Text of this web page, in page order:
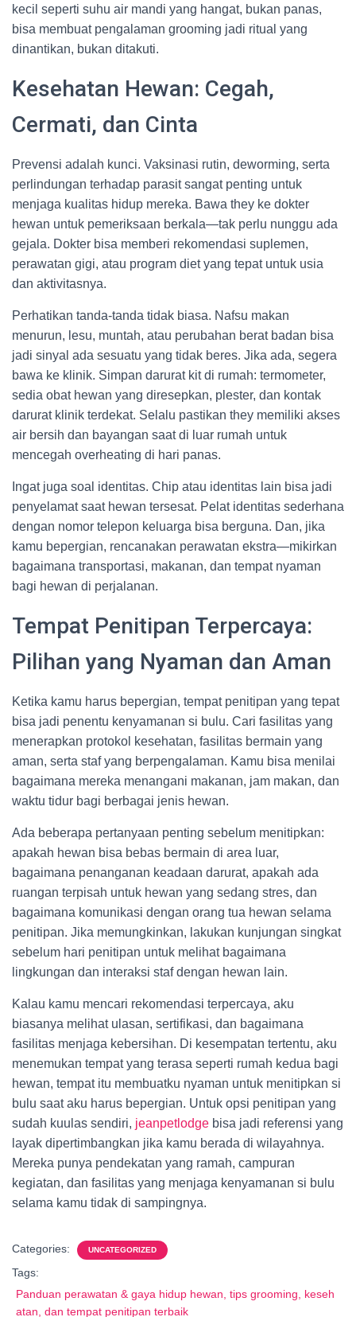
kecil seperti suhu air mandi yang hangat, bukan panas,
bisa membuat pengalaman grooming jadi ritual yang
dinantikan, bukan ditakuti.
Kesehatan Hewan: Cegah,
Cermati, dan Cinta
Prevensi adalah kunci. Vaksinasi rutin, deworming, serta
perlindungan terhadap parasit sangat penting untuk
menjaga kualitas hidup mereka. Bawa they ke dokter
hewan untuk pemeriksaan berkala—tak perlu nunggu ada
gejala. Dokter bisa memberi rekomendasi suplemen,
perawatan gigi, atau program diet yang tepat untuk usia
dan aktivitasnya.
Perhatikan tanda-tanda tidak biasa. Nafsu makan
menurun, lesu, muntah, atau perubahan berat badan bisa
jadi sinyal ada sesuatu yang tidak beres. Jika ada, segera
bawa ke klinik. Simpan darurat kit di rumah: termometer,
sedia obat hewan yang diresepkan, plester, dan kontak
darurat klinik terdekat. Selalu pastikan they memiliki akses
air bersih dan bayangan saat di luar rumah untuk
mencegah overheating di hari panas.
Ingat juga soal identitas. Chip atau identitas lain bisa jadi
penyelamat saat hewan tersesat. Pelat identitas sederhana
dengan nomor telepon keluarga bisa berguna. Dan, jika
kamu bepergian, rencanakan perawatan ekstra—mikirkan
bagaimana transportasi, makanan, dan tempat nyaman
bagi hewan di perjalanan.
Tempat Penitipan Terpercaya:
Pilihan yang Nyaman dan Aman
Ketika kamu harus bepergian, tempat penitipan yang tepat
bisa jadi penentu kenyamanan si bulu. Cari fasilitas yang
menerapkan protokol kesehatan, fasilitas bermain yang
aman, serta staf yang berpengalaman. Kamu bisa menilai
bagaimana mereka menangani makanan, jam makan, dan
waktu tidur bagi berbagai jenis hewan.
Ada beberapa pertanyaan penting sebelum menitipkan:
apakah hewan bisa bebas bermain di area luar,
bagaimana penanganan keadaan darurat, apakah ada
ruangan terpisah untuk hewan yang sedang stres, dan
bagaimana komunikasi dengan orang tua hewan selama
penitipan. Jika memungkinkan, lakukan kunjungan singkat
sebelum hari penitipan untuk melihat bagaimana
lingkungan dan interaksi staf dengan hewan lain.
Kalau kamu mencari rekomendasi terpercaya, aku
biasanya melihat ulasan, sertifikasi, dan bagaimana
fasilitas menjaga kebersihan. Di kesempatan tertentu, aku
menemukan tempat yang terasa seperti rumah kedua bagi
hewan, tempat itu membuatku nyaman untuk menitipkan si
bulu saat aku harus bepergian. Untuk opsi penitipan yang
sudah kuulas sendiri, jeanpetlodge bisa jadi referensi yang
layak dipertimbangkan jika kamu berada di wilayahnya.
Mereka punya pendekatan yang ramah, campuran
kegiatan, dan fasilitas yang menjaga kenyamanan si bulu
selama kamu tidak di sampingnya.
Categories: UNCATEGORIZED
Tags:
Panduan perawatan & gaya hidup hewan, tips grooming, keseh
atan, dan tempat penitipan terbaik